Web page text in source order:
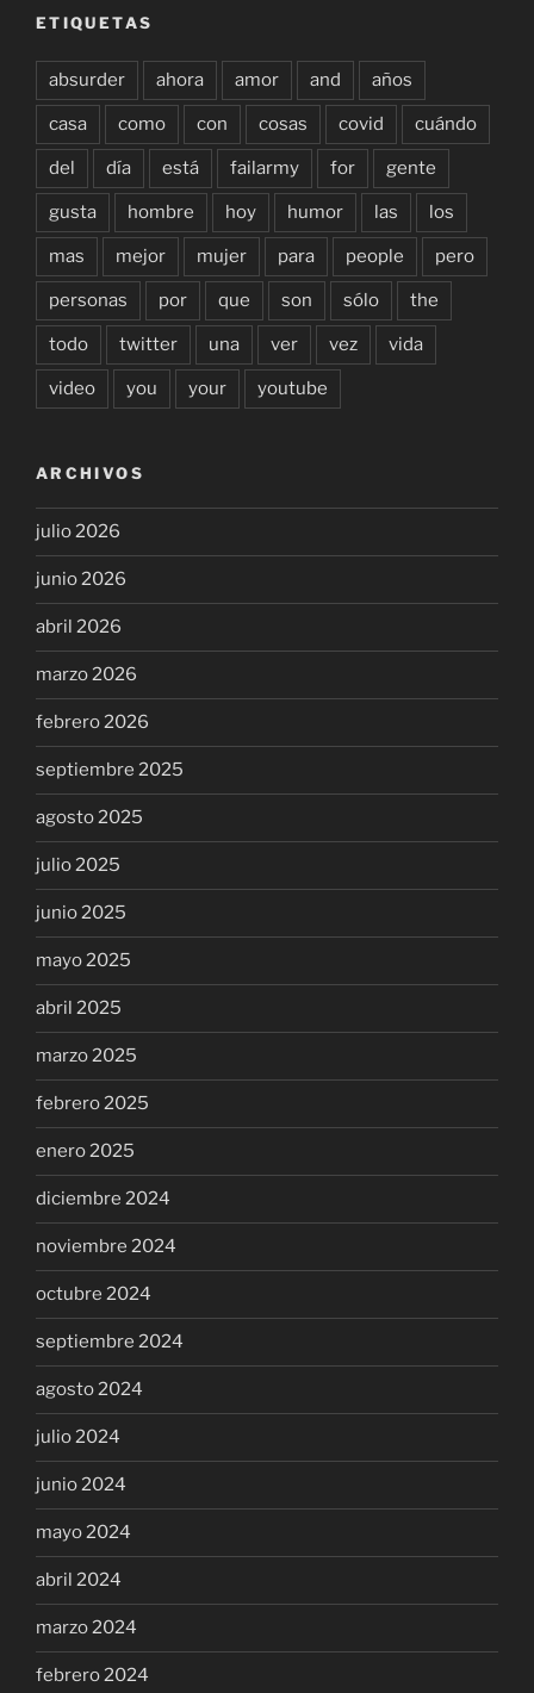
ETIQUETAS
absurder ahora amor and años
casa como con cosas covid cuándo
del día está failarmy for gente
gusta hombre hoy humor las los
mas mejor mujer para people pero
personas por que son sólo the
todo twitter una ver vez vida
video you your youtube
ARCHIVOS
julio 2026
junio 2026
abril 2026
marzo 2026
febrero 2026
septiembre 2025
agosto 2025
julio 2025
junio 2025
mayo 2025
abril 2025
marzo 2025
febrero 2025
enero 2025
diciembre 2024
noviembre 2024
octubre 2024
septiembre 2024
agosto 2024
julio 2024
junio 2024
mayo 2024
abril 2024
marzo 2024
febrero 2024